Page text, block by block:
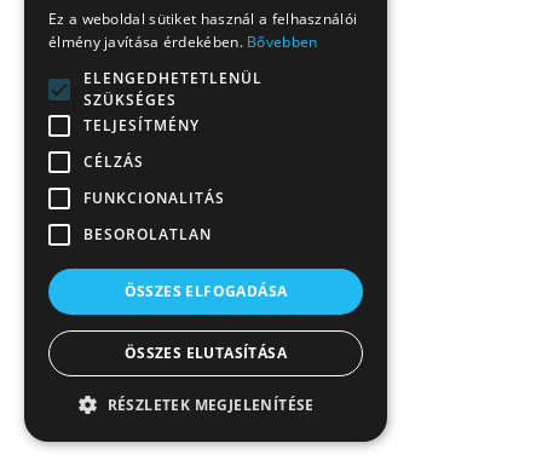
Ez a weboldal sütiket használ a felhasználói
élmény javítása érdekében. Bővebben
ELENGEDHETETLENÜL
SZÜKSÉGES
TELJESÍTMÉNY
CÉLZÁS
FUNKCIONALITÁS
BESOROLATLAN
ÖSSZES ELFOGADÁSA
ÖSSZES ELUTASÍTÁSA
RÉSZLETEK MEGJELENÍTÉSE